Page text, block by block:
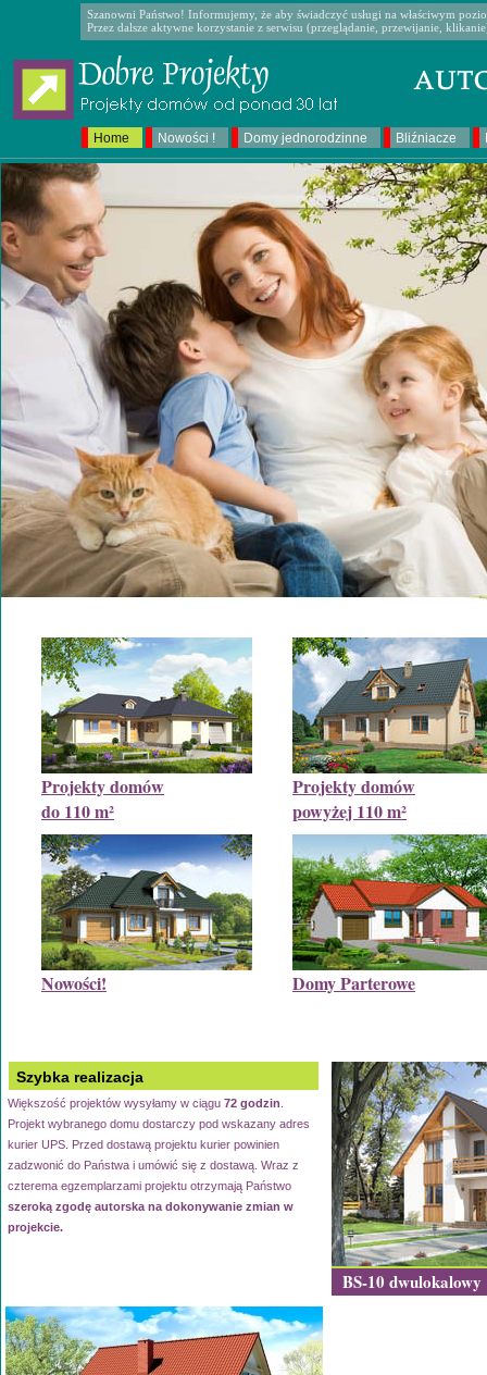
Szanowni Państwo! Informujemy, że aby świadczyć usługi na właściwym
Przez dalsze aktywne korzystanie z serwisu (przeglądanie, przewijanie,
Home Nowości ! Domy jednorodzinne Bliźniacze
Projekty domów
do 110 m²
Projekty domów
powyżej 110 m²
Nowości! Domy Parterowe
Szybka realizacja
Większość projektów wysyłamy w ciągu 72 godzin
Projekt wybranego domu dostarczy pod wskazany adres
kurier UPS. Przed dostawą projektu kurier powinien
zadzwonić do Państwa i umówić się z dostawą. Wraz z
czterema egzemplarzami projektu otrzymają Państwo
szeroką zgodę autorska na dokonywanie zmian w
projekcie.
BS-10 dwulokalowy